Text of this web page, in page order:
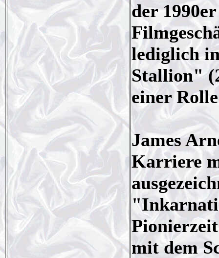
der
lediglich
Stallion"
einer
James
Karriere
mit dem